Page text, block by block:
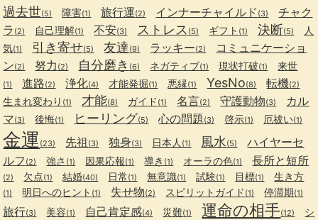
過去世(5) 障害(1) 旅行運(2) インナーチャイルド (3)
チャク
ラ (2) 自己理解(1) 不安(3) ストレス (5) ギフト (1) 決断(5)
人
気(1) 引き寄せ(5) 友達 (9) ラッキー(2)
コミュニケーショ
ン(2) 努力 (2) 自分磨き (6) ネガティブ(1) 現状打破(1) 来世
(1) 進路(2) 浄化(4) 才能発掘(1) 悪縁(1) YesNo(8) 転機(2)
生まれ変わり (1) 才能(8) ガイド (1) 名言(2) 守護動物(3)
カル
マ(3) 後悔(1) ヒーリング(5) 心の問題 (3) 啓示(1) 厄祓い(1)
金運 (23) 先祖 (3) 独身(3) 日本人 (1) 風水(5)
ハイヤーセ
ルフ (2) 強さ (1) 因果応報(1) 導き (1) オーラの色(1) 長所と短所
(2) 欠点(1) 結婚(40) 日常 (1) 無意識(1) 試験(1) 目標(1) 生き方
(1) 明日へのヒント (1) 失せ物(2) スピリットガイド (1) 停滞期(1)
旅行(3) 美容(1) 自己肯定感(4) 災難(1) 運命の相手(12)
シ